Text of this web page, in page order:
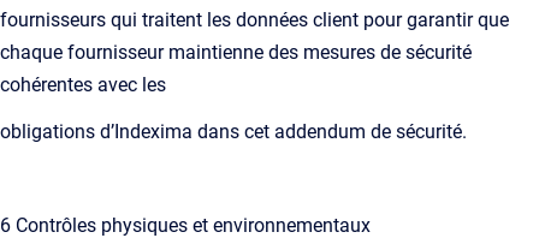
fournisseurs qui traitent les données client pour garantir que
chaque fournisseur maintienne des mesures de sécurité
cohérentes avec les
obligations d’Indexima dans cet addendum de sécurité.
6 Contrôles physiques et environnementaux